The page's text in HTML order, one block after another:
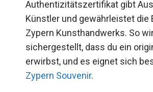
Authentizitätszertifikat gibt
Künstler und gewährleistet die
Zypern Kunsthandwerks. So
sichergestellt, dass du ein
erwirbst, und es eignet sich
Zypern Souvenir.